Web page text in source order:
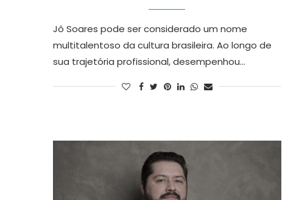
Jô Soares pode ser considerado um nome
multitalentoso da cultura brasileira. Ao longo de
sua trajetória profissional, desempenhou…